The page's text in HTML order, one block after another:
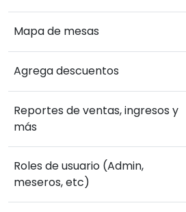
Mapa de mesas
Agrega descuentos
Reportes de ventas, ingresos y
más
Roles de usuario (Admin,
meseros, etc)